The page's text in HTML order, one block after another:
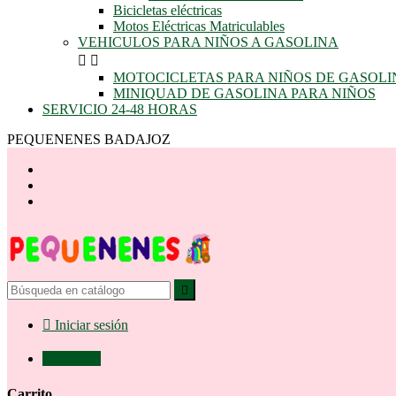
Bicicletas eléctricas
Motos Eléctricas Matriculables
VEHICULOS PARA NIÑOS A GASOLINA
 
MOTOCICLETAS PARA NIÑOS DE
MINIQUAD DE GASOLINA PARA NIÑOS
SERVICIO 24-48 HORAS
PEQUENENES BADAJOZ

 Iniciar sesión